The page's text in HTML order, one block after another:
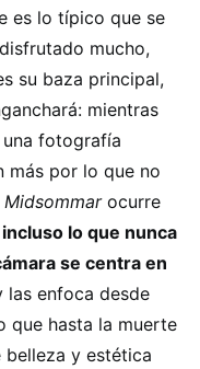
es lo típico que se
mucho,
su baza principal,
mientras
fotografía
más por lo que no
Midsommarocurre
lo que nunca
se centra en
las enfoca desde
que hasta la muerte
belleza y estética